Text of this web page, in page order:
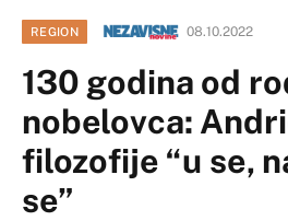
REGION 08.10.2022
130 godina od
nobelovca:
filozofije “u se,
se”